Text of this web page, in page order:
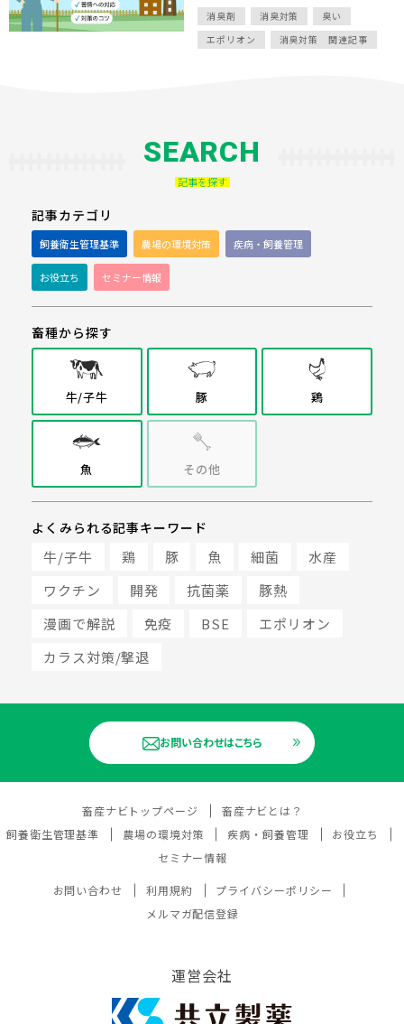
消臭剤 消臭対策
臭い
エポリオン
消臭対策 関連記事
SEARCH
記事を探す
記事カテゴリ
飼養衛生管理基準 農場の環境対策 疾病・飼養管理
お役立ち セミナー情報
畜種から探す
牛/子牛 豚 鶏
魚 その他
よくみられる記事キーワード
牛/子牛 鶏 豚 魚 細菌
水産
ワクチン
開発 抗菌薬
豚熱
漫画で解説
免疫 BSE
エポリオン
カラス対策/撃退
お問い合わせはこちら
畜産ナビトップページ
畜産ナビとは？
飼養衛生管理基準
農場の環境対策 疾病・飼養管理
お役立ち
セミナー情報
お問い合わせ 利用規約
プライバシーポリシー
メルマガ配信登録
運営会社